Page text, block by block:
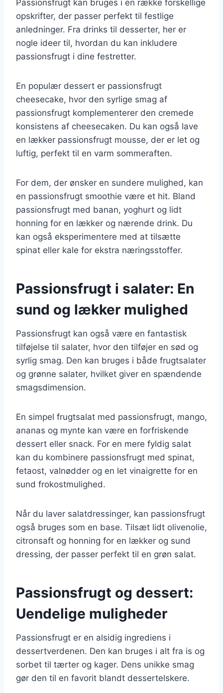
Passionsfrugt kan bruges i en række forskellige
opskrifter, der passer perfekt til festlige
anledninger. Fra drinks til desserter, her er
nogle ideer til, hvordan du kan inkludere
passionsfrugt i dine festretter.
En populær dessert er passionsfrugt
cheesecake, hvor den syrlige smag af
passionsfrugt komplementerer den cremede
konsistens af cheesecaken. Du kan også lave
en lækker passionsfrugt mousse, der er let og
luftig, perfekt til en varm sommeraften.
For dem, der ønsker en sundere mulighed, kan
en passionsfrugt smoothie være et hit. Bland
passionsfrugt med banan, yoghurt og lidt
honning for en lækker og nærende drink. Du
kan også eksperimentere med at tilsætte
spinat eller kale for ekstra næringsstoffer.
Passionsfrugt i salater: En
sund og lækker mulighed
Passionsfrugt kan også være en fantastisk
tilføjelse til salater, hvor den tilføjer en sød og
syrlig smag. Den kan bruges i både frugtsalater
og grønne salater, hvilket giver en spændende
smagsdimension.
En simpel frugtsalat med passionsfrugt, mango,
ananas og mynte kan være en forfriskende
dessert eller snack. For en mere fyldig salat
kan du kombinere passionsfrugt med spinat,
fetaost, valnødder og en let vinaigrette for en
sund frokostmulighed.
Når du laver salatdressinger, kan passionsfrugt
også bruges som en base. Tilsæt lidt olivenolie,
citronsaft og honning for en lækker og sund
dressing, der passer perfekt til en grøn salat.
Passionsfrugt og dessert:
Uendelige muligheder
Passionsfrugt er en alsidig ingrediens i
dessertverdenen. Den kan bruges i alt fra is og
sorbet til tærter og kager. Dens unikke smag
gør den til en favorit blandt dessertelskere.